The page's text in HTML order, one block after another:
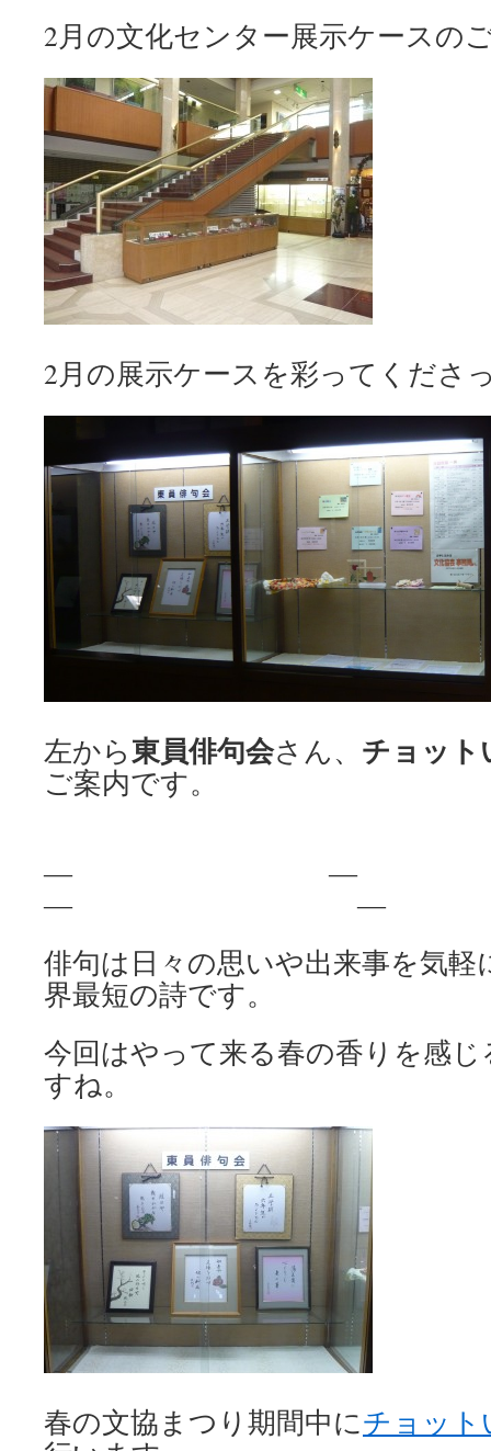
2月の文化センター展示ケースの
2月の展示ケースを彩ってくださ
左から東員俳句会さん、 チョット
ご案内です。
―
― ―
俳句は日々の思いや出来事を気
界最短の詩です。
今回はやって来る春の香りを感
すね。
春の文協まつり期間中にチョット